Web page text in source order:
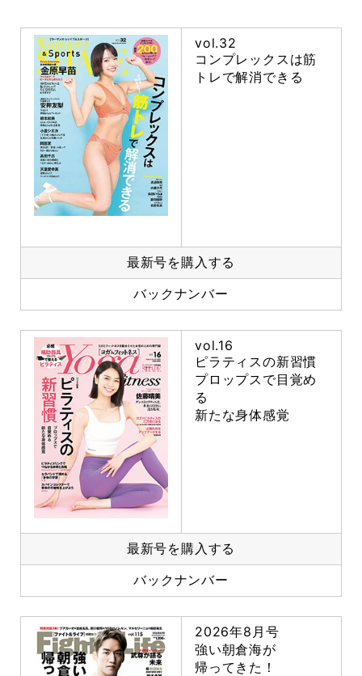
vol.32
コンプレックスは筋
トレで解消できる
最新号を購入する
バックナンバー
vol.16
ピラティスの新習慣
プロップスで目覚め
る
新たな身体感覚
最新号を購入する
バックナンバー
2026年8月号
強い朝倉海が
帰ってきた！